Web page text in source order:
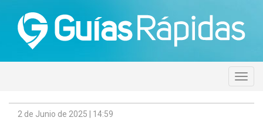
2 de Junio de 2025 | 14:59